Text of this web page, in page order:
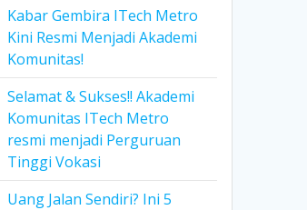
Kabar Gembira ITech Metro
Kini Resmi Menjadi Akademi
Komunitas!
Selamat & Sukses!! Akademi
Komunitas ITech Metro
resmi menjadi Perguruan
Tinggi Vokasi
Uang Jalan Sendiri? Ini 5